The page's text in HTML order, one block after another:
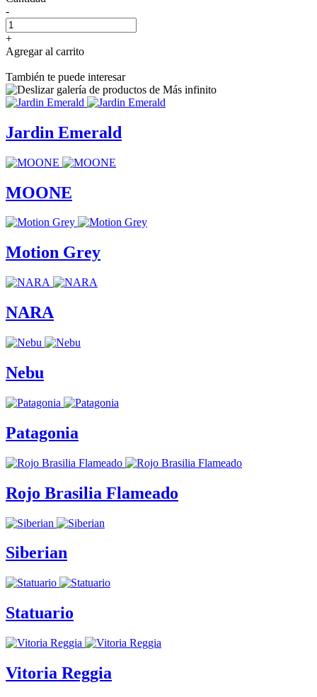
-
+
Agregar al carrito
También te puede interesar
Jardin Emerald
MOONE
Motion Grey
NARA
Nebu
Patagonia
Rojo Brasilia Flameado
Siberian
Statuario
Vitoria Reggia